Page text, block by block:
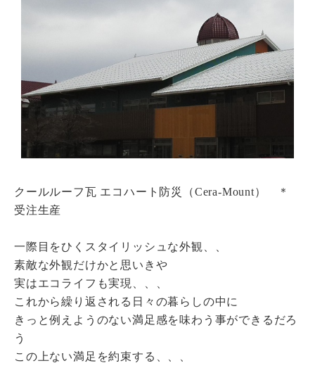
Kawara Collaboration
お問い合わせ
クールルーフ瓦 エコハート防災（Cera-Mount） ＊
受注生産
一際目をひくスタイリッシュな外観、、
素敵な外観だけかと思いきや
実はエコライフも実現、、、
これから繰り返される日々の暮らしの中に
きっと例えようのない満足感を味わう事ができるだろ
う
この上ない満足を約束する、、、